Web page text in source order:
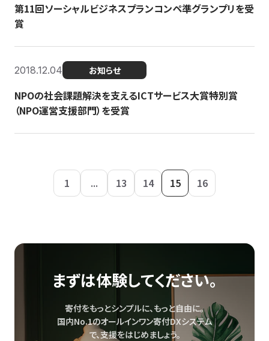
第11回ソーシャルビジネスプランコンペ準グランプリを受
賞
2018.12.04 お知らせ
NPOの社会課題解決を支えるICTサービス大賞特別賞
（NPO運営支援部門）を受賞
1 ... 13 14 15 16
まずは体験してください。
寄付をもっとシンプルに、もっと自由に。
国内No.1のオールインワン寄付DXシステム
で、支援をはじめましょう。